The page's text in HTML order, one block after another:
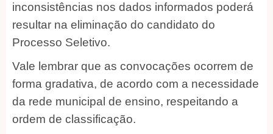
inconsistências nos dados informados poderá
resultar na eliminação do candidato do
Processo Seletivo.
Vale lembrar que as convocações ocorrem de
forma gradativa, de acordo com a necessidade
da rede municipal de ensino, respeitando a
ordem de classificação.